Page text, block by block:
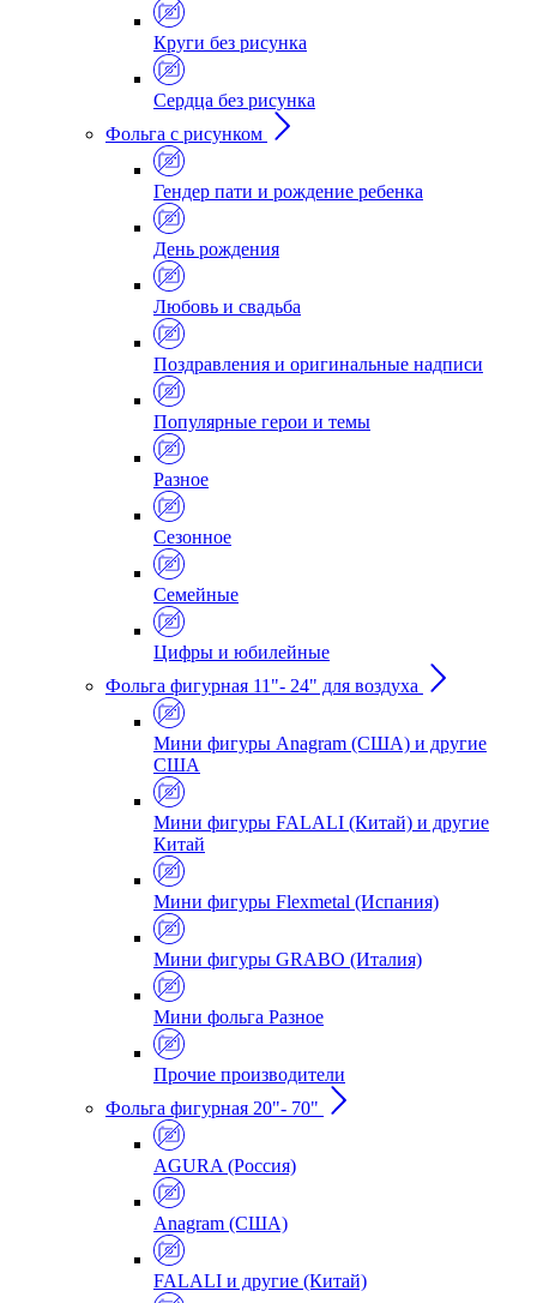
Круги без рисунка
Сердца без рисунка
Фольга с рисунком
Гендер пати и рождение ребенка
День рождения
Любовь и свадьба
Поздравления и оригинальные надписи
Популярные герои и темы
Разное
Сезонное
Семейные
Цифры и юбилейные
Фольга фигурная 11"- 24" для воздуха
Мини фигуры Anagram (США) и другие
США
Мини фигуры FALALI (Китай) и другие
Китай
Мини фигуры Flexmetal (Испания)
Мини фигуры GRABO (Италия)
Мини фольга Разное
Прочие производители
Фольга фигурная 20"- 70"
AGURA (Россия)
Anagram (США)
FALALI и другие (Китай)